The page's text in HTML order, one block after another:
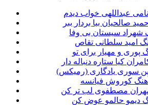
نامی عبداللهی خواب دیدم
صالحیان بیا بردار ببر
شهراد سیستان بی وفا
امید سلطانی تقاص
پوری و مهیار برای تو
کیا ستاره دنباله دار
سوری یادگاری (رمیکس)
آهنگ کوروش فیانسه
مهران مصطفوی لب تر کن
دیمو حالمو عوض کن